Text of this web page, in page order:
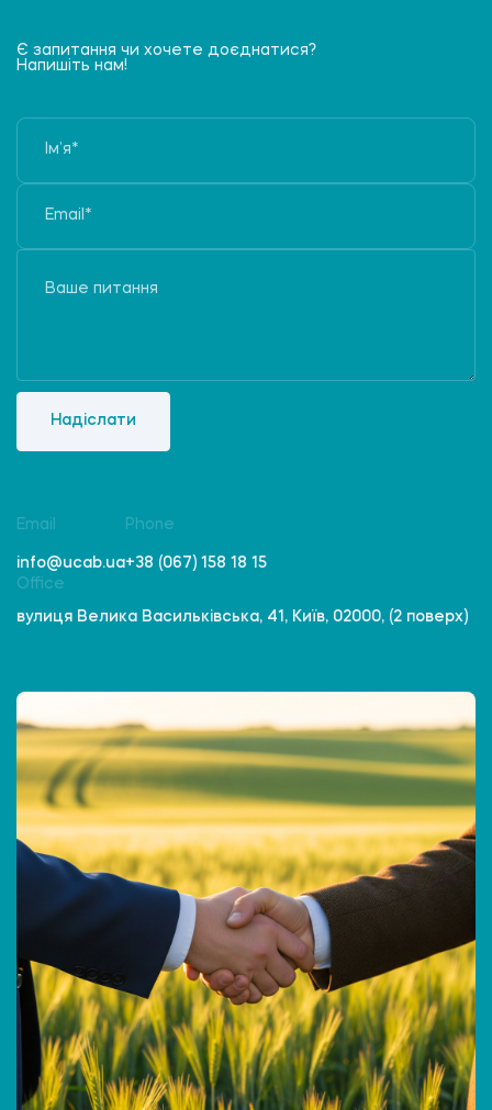
Є запитання чи хочете доєднатися?
Напишіть нам!
Надіслати
Email
info@ucab.ua
Phone
+38 (067) 158 18 15
Office
вулиця Велика Васильківська, 41, Київ, 02000, (2 поверх)